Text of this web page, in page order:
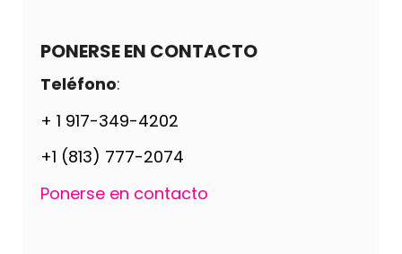
PONERSE EN CONTACTO
Teléfono:
+ 1 917-349-4202
+1 (813) 777-2074
Ponerse en contacto